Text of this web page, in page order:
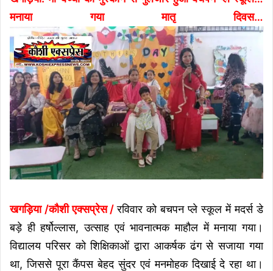
मनाया गया मातृ दिवस…
खगड़िया /कौशी एक्सप्रेस /रविवार को बचपन प्ले स्कूलमें मदर्स डे
बड़े ही हर्षोल्लास, उत्साह एवं भावनात्मक माहौल में मनाया गया।
विद्यालय परिसर को शिक्षिकाओं द्वारा आकर्षक ढंग से सजाया गया
था, जिससे पूरा कैंपस बेहद सुंदर एवं मनमोहक दिखाई दे रहा था।